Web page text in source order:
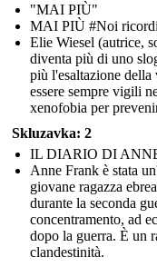
"MAI PIÙ"
MAI PIÙ #Noi
Elie Wiesel (autrice,
diventa più di uno
più l'esaltazione
essere sempre vigili
xenofobia per
Skluzavka: 2
IL DIARIO DI
Anne Frank è stata
giovane ragazza
durante la seconda
concentramento, ad
dopo la guerra. È un
clandestinità.